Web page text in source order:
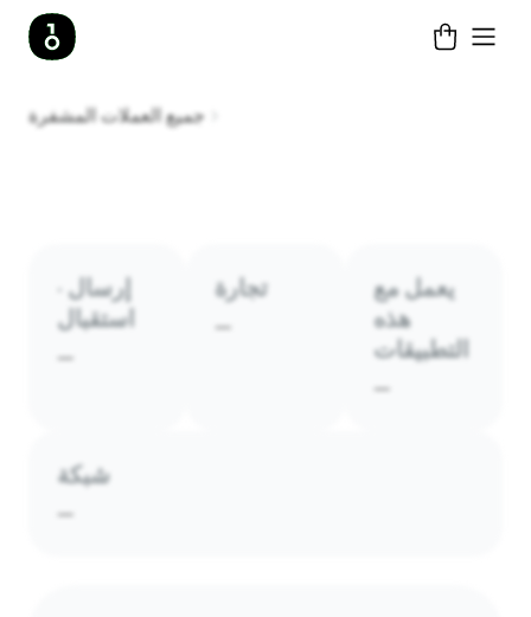
جميع العملات المشفرة
إرسال ·
استقبال
—
تجارة
—
يعمل مع
هذه
التطبيقات
—
شبكة
—